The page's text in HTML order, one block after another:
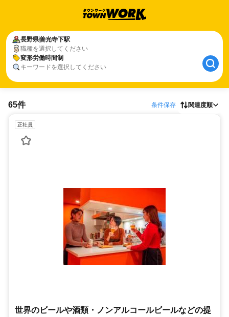
長野県善光寺下駅
職種を選択してください
変形労働時間制
キーワードを選択してください
65件 条件保存 関連度順
正社員
世界のビールや酒類・ノンアルコールビールなどの提